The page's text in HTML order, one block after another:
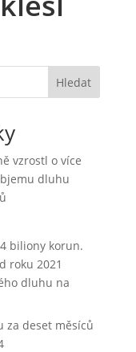
Hledat
vzrostl o více
dluhu
biliony korun.
roku 2021
dluhu na
za deset měsíců